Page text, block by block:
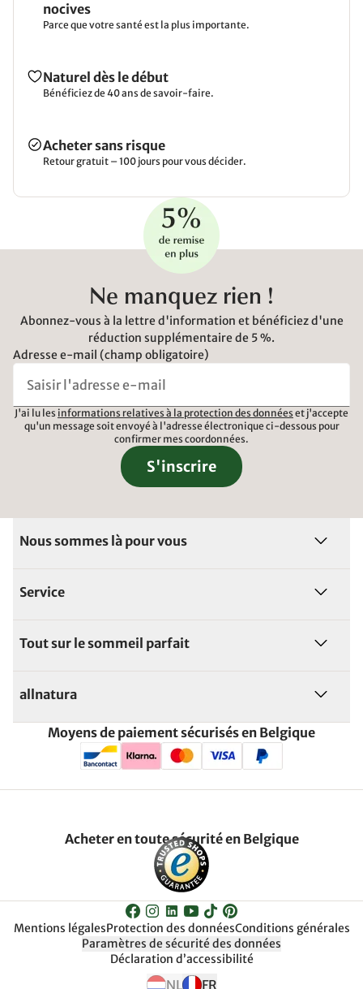
nocives
Parce que votre santé est la plus importante.
Naturel dès le début
Bénéficiez de 40 ans de savoir-faire.
Acheter sans risque
Retour gratuit – 100 jours pour vous décider.
Ne manquez rien !
Abonnez-vous à la lettre d'information et bénéficiez d'une
réduction supplémentaire de 5 %.
Adresse e-mail (champ obligatoire)
J'ai lu les informations relatives à la protection des données et j'accepte
qu'un message soit envoyé à l'adresse électronique ci-dessous pour
confirmer mes coordonnées.
S'inscrire
Nous sommes là pour vous
Service
Tout sur le sommeil parfait
allnatura
Moyens de paiement sécurisés en Belgique
Acheter en toute sécurité en Belgique
Mentions légalesProtection des donnéesConditions générales
Paramètres de sécurité des données
Déclaration d’accessibilité
NL FR